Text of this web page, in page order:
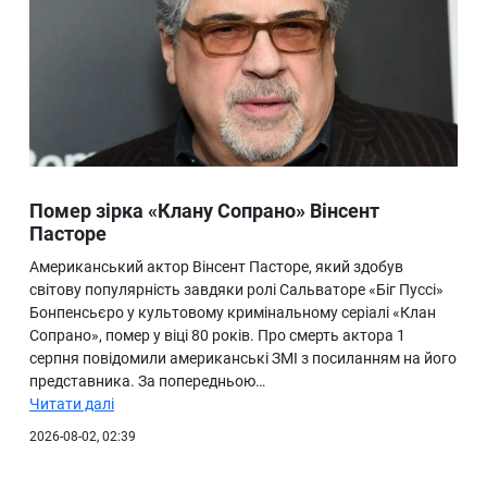
Помер зірка «Клану Сопрано» Вінсент
Пасторе
Американський актор Вінсент Пасторе, який здобув
світову популярність завдяки ролі Сальваторе «Біг Пуссі»
Бонпенсьєро у культовому кримінальному серіалі «Клан
Сопрано», помер у віці 80 років. Про смерть актора 1
серпня повідомили американські ЗМІ з посиланням на його
представника. За попередньою…
Читати далі
2026-08-02, 02:39